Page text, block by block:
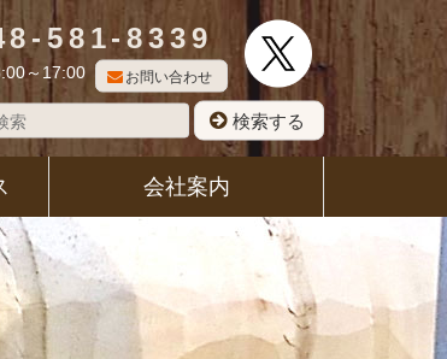
581-8339
～17:00 お問い合わせ
検索する
会社案内